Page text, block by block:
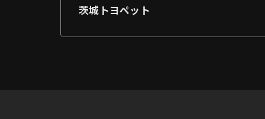
茨城トヨペット